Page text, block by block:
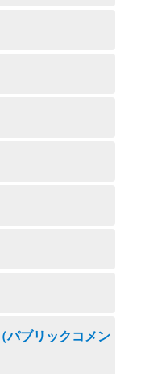
パブリックコメン